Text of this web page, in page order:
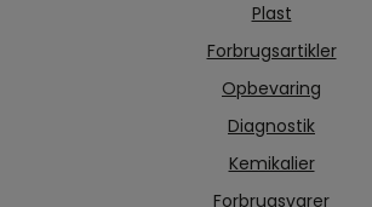
Plast
Forbrugsartikler
Opbevaring
Diagnostik
Kemikalier
Forbrugsvarer